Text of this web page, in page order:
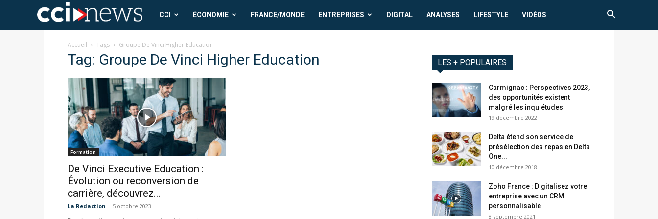
CCI
News
CCI ÉCONOMIE FRANCE/MONDE ENTREPRISES DIGITAL ANALYSES LIFESTYLE VIDÉOS
Accueil Tags Groupe De Vinci Higher Education
Tag: Groupe De Vinci Higher Education
Formation
De Vinci Executive Education :
Évolution ou reconversion de
carrière, découvrez...
La Redaction - 5 octobre 2023
LES + POPULAIRES
Carmignac : Perspectives 2023,
des opportunités existent
malgré les inquiétudes
19 décembre 2022
Delta étend son service de
présélection des repas en Delta
One...
10 décembre 2018
Zoho France : Digitalisez votre
entreprise avec un CRM
personnalisable
8 septembre 2021